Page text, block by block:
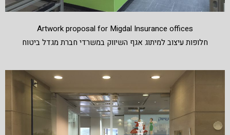
Artwork proposal for Migdal Insurance offices
חלופות עיצוב למיתוג אגף השיווק במשרדי חברת מגדל ביטוח